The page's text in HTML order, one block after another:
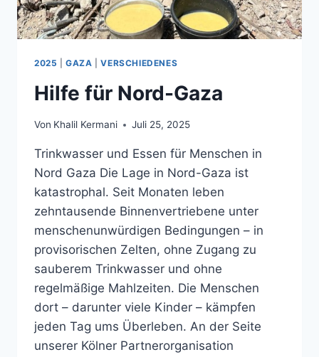
2025 |GAZA |VERSCHIEDENES
Hilfe für Nord-Gaza
Von Khalil Kermani Juli 25, 2025
Trinkwasser und Essen für Menschen in
Nord Gaza Die Lage in Nord-Gaza ist
katastrophal. Seit Monaten leben
zehntausende Binnenvertriebene unter
menschenunwürdigen Bedingungen – in
provisorischen Zelten, ohne Zugang zu
sauberem Trinkwasser und ohne
regelmäßige Mahlzeiten. Die Menschen
dort – darunter viele Kinder – kämpfen
jeden Tag ums Überleben. An der Seite
unserer Kölner Partnerorganisation